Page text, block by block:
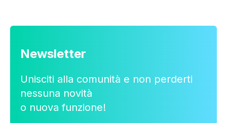
Newsletter
Unisciti alla comunità e non perderti
nessuna novità
o nuova funzione!